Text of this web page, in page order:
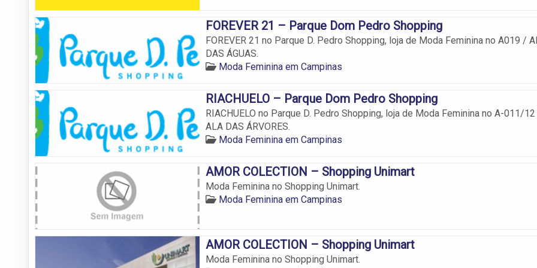
FOREVER 21 – Parque Dom Pedro Shopping
FOREVER 21 no Parque D. Pedro Shopping, loja de Moda Feminina no A019 /
DAS ÁGUAS.
Moda Feminina em Campinas
RIACHUELO – Parque Dom Pedro Shopping
RIACHUELO no Parque D. Pedro Shopping, loja de Moda Feminina no A-011/
ALA DAS ÁRVORES.
Moda Feminina em Campinas
AMOR COLECTION – Shopping Unimart
Moda Feminina no Shopping Unimart.
Moda Feminina em Campinas
AMOR COLECTION – Shopping Unimart
Moda Feminina no Shopping Unimart.